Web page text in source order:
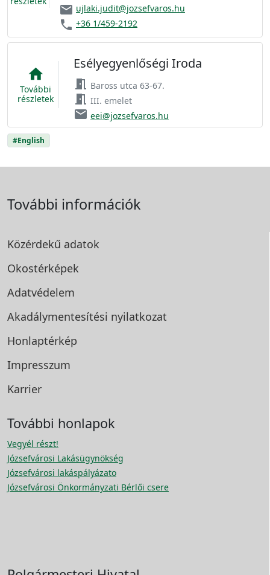
email ujlaki.judit@jozsefvaros.hu
phone +36 1/459-2192
home
További
részletek
Esélyegyenlőségi Iroda
meeting_room Baross utca 63-67.
meeting_room III. emelet
email eei@jozsefvaros.hu
#English
További információk
Közérdekű adatok
Okostérképek
Adatvédelem
Akadálymentesítési nyilatkozat
Honlaptérkép
Impresszum
Karrier
További honlapok
Vegyél részt!
Józsefvárosi Lakásügynökség
Józsefvárosi lakáspályázato
Józsefvárosi Önkormányzati Bérlői csere